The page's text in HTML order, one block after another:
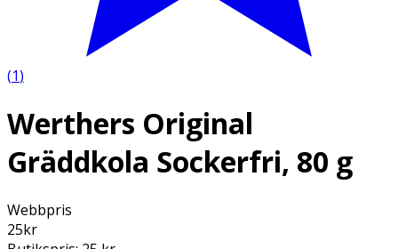
(1)
Werthers Original
Gräddkola Sockerfri, 80 g
Webbpris
25kr